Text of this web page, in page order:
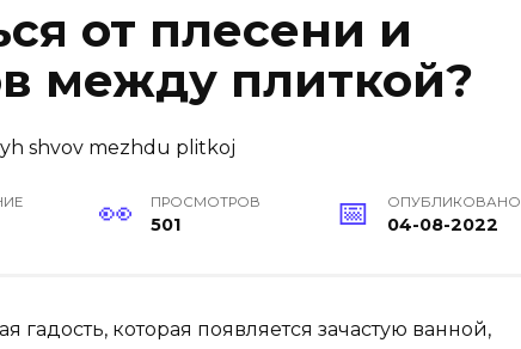
от плесени и
между плиткой?
ПРОСМОТРОВ
501
ОПУБЛИКОВАНО
04-08-2022
гадость, которая появляется зачастую ванной,